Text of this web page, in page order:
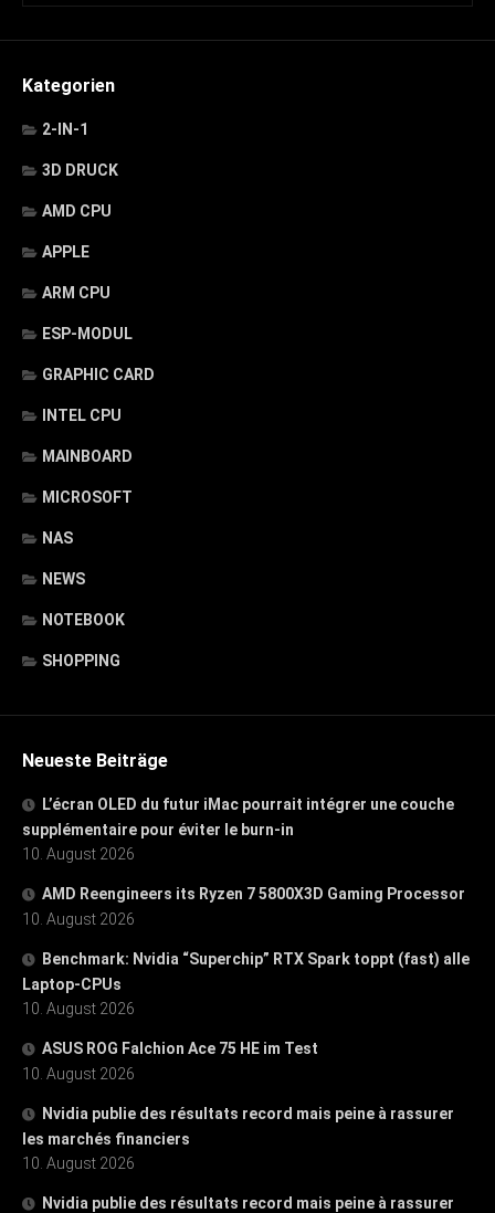
Kategorien
2-IN-1
3D DRUCK
AMD CPU
APPLE
ARM CPU
ESP-MODUL
GRAPHIC CARD
INTEL CPU
MAINBOARD
MICROSOFT
NAS
NEWS
NOTEBOOK
SHOPPING
Neueste Beiträge
L’écran OLED du futur iMac pourrait intégrer une couche
supplémentaire pour éviter le burn-in
10. August 2026
AMD Reengineers its Ryzen 7 5800X3D Gaming Processor
10. August 2026
Benchmark: Nvidia “Superchip” RTX Spark toppt (fast) alle
Laptop-CPUs
10. August 2026
ASUS ROG Falchion Ace 75 HE im Test
10. August 2026
Nvidia publie des résultats record mais peine à rassurer
les marchés financiers
10. August 2026
Nvidia publie des résultats record mais peine à rassurer